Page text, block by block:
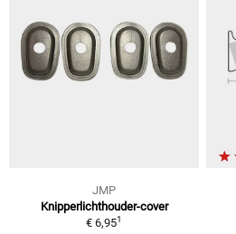
JMP
Knipperlichthouder-cover
€ 6,951